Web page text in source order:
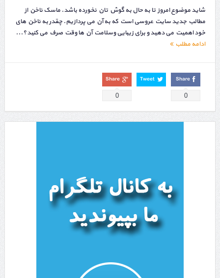
شاید موضوع امروز تا به حال به گوش تان نخورده باشد. ماسک ناخن از
مطالب جدید سایت عروسی است که به آن می پردازیم. چقدر به ناخن های
خود اهمیت می دهید و برای زیبایی وسلامت آن ها وقت صرف می کنید؟...
ادامه مطلب
Share
0
Tweet
Share
0